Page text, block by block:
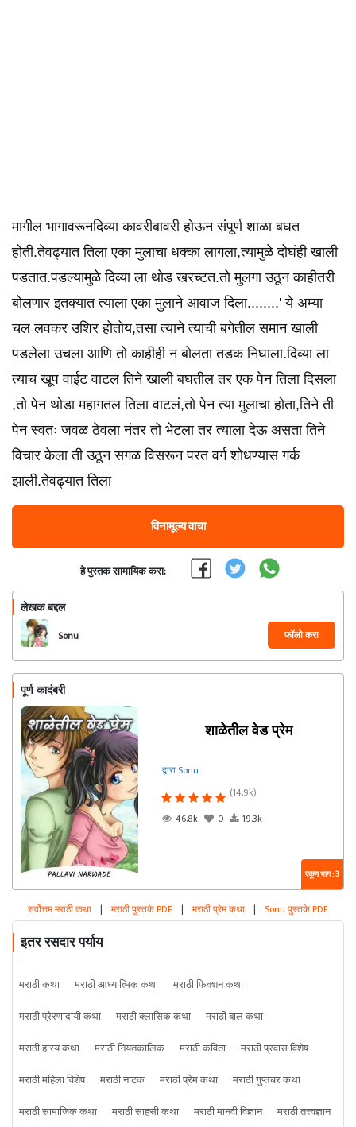
मागील भागावरूनदिव्या कावरीबावरी होऊन संपूर्ण शाळा बघत
होती.तेवढ्यात तिला एका मुलाचा धक्का लागला,त्यामुळे दोघंही खाली
पडतात.पडल्यामुळे दिव्या ला थोड खरच्टत.तो मुलगा उठून काहीतरी
बोलणार इतक्यात त्याला एका मुलाने आवाज दिला........' ये अम्या
चल लवकर उशिर होतोय,तसा त्याने त्याची बगेतील समान खाली
पडलेला उचला आणि तो काहीही न बोलता तडक निघाला.दिव्या ला
त्याच खूप वाईट वाटल तिने खाली बघतील तर एक पेन तिला दिसला
,तो पेन थोडा महागतल तिला वाटलं,तो पेन त्या मुलाचा होता,तिने ती
पेन स्वतः जवळ ठेवला नंतर तो भेटला तर त्याला देऊ असता तिने
विचार केला ती उठून सगळ विसरून परत वर्ग शोधण्यास गर्क
झाली.तेवढ्यात तिला
विनामूल्य वाचा
हे पुस्तक सामायिक करा:
लेखक बद्दल
Sonu फॉलो करा
पूर्ण कादंबरी
शाळेतील वेड प्रेम
द्वारा Sonu
(14.9k)
46.8k
0 19.3k
एकूण भाग : 3
सर्वोत्तम मराठी कथा | मराठी पुस्तके PDF | मराठी प्रेम कथा | Sonu पुस्तके PDF
इतर रसदार पर्याय
मराठी कथा मराठी आध्यात्मिक कथा
मराठी फिक्शन कथा
मराठी प्रेरणादायी कथा
मराठी क्लासिक कथा
मराठी बाल कथा
मराठी हास्य कथा
मराठी नियतकालिक मराठी कविता
मराठी प्रवास विशेष
मराठी महिला विशेष
मराठी नाटक मराठी प्रेम कथा
मराठी गुप्तचर कथा
मराठी सामाजिक कथा
मराठी साहसी कथा मराठी मानवी विज्ञान मराठी तत्त्वज्ञान